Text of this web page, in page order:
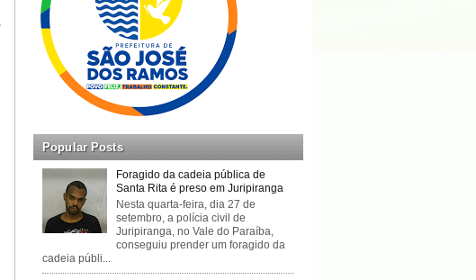
Popular Posts
Foragido da cadeia pública de
Santa Rita é preso em Juripiranga
Nesta quarta-feira, dia 27 de
setembro, a polícia civil de
Juripiranga, no Vale do Paraíba,
conseguiu prender um foragido da
cadeia públi...